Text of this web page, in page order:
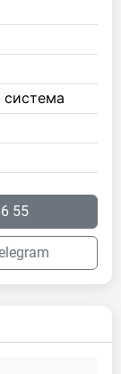
система
55